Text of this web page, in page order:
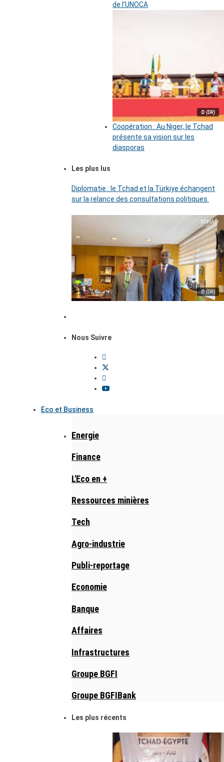
de l’UNOCA
© (DR)
Coopération : Au Niger, le Tchad
présente sa vision sur les
diasporas
Les plus lus
Diplomatie : le Tchad et la Türkiye échangent
sur la relance des consultations politiques
© (DR)
Nous Suivre
Eco et Business
Energie
Finance
L'Eco en +
Ressources minières
Tech
Agro-industrie
Publi-reportage
Economie
Banque
Affaires
Infrastructures
Groupe BGFI
Groupe BGFIBank
Les plus récents